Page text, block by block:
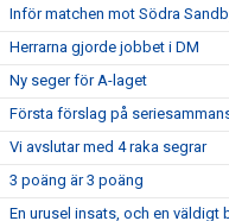
Inför matchen mot Södra
Herrarna gjorde jobbet i DM
Ny seger för A-laget
Första förslag på
Vi avslutar med 4 raka segrar
3 poäng är 3 poäng
En urusel insats, och en väldigt